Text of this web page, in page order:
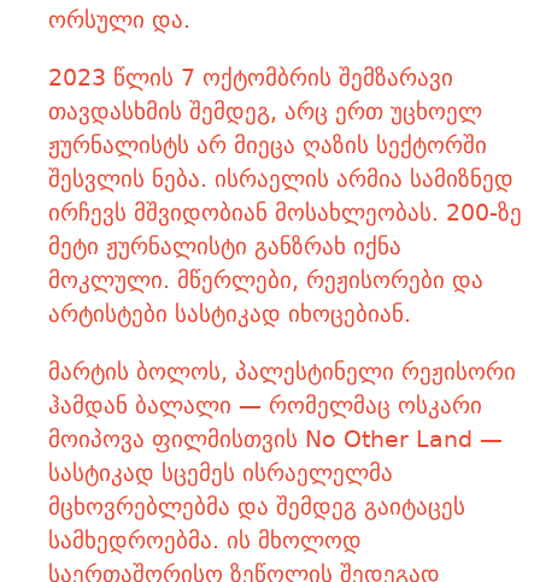
ორსული და.
2023 წლის 7 ოქტომბრის შემზარავი
თავდასხმის შემდეგ, არც ერთ უცხოელ
ჟურნალისტს არ მიეცა ღაზის სექტორში
შესვლის ნება. ისრაელის არმია სამიზნედ
ირჩევს მშვიდობიან მოსახლეობას. 200-ზე
მეტი ჟურნალისტი განზრახ იქნა
მოკლული. მწერლები, რეჟისორები და
არტისტები სასტიკად იხოცებიან.
მარტის ბოლოს, პალესტინელი რეჟისორი
ჰამდან ბალალი — რომელმაც ოსკარი
მოიპოვა ფილმისთვის No Other Land —
სასტიკად სცემეს ისრაელელმა
მცხოვრებლებმა და შემდეგ გაიტაცეს
სამხედროებმა. ის მხოლოდ
საერთაშორისო ზეწოლის შედეგად